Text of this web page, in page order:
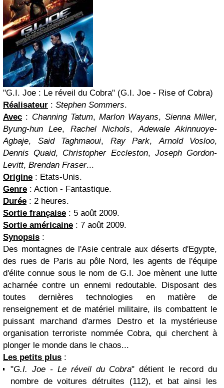
"G.I. Joe : Le réveil du Cobra" (G.I. Joe - Rise of Cobra)
Réalisateur : Stephen Sommers.
Avec : Channing Tatum,Marlon Wayans, Sienna Miller,
Byung-hun Lee, Rachel Nichols,Adewale Akinnuoye-
Agbaje, Said Taghmaoui, Ray Park,Arnold Vosloo,
Dennis Quaid, Christopher Eccleston, Joseph Gordon-
Levitt, Brendan Fraser...
Origine : Etats-Unis.
Genre : Action - Fantastique.
Durée : 2 heures.
Sortie française : 5 août 2009.
Sortie américaine : 7 août 2009.
Synopsis :
Des montagnes de l'Asie centrale aux déserts d'Egypte,
des rues de Paris au pôle Nord, les agents de l'équipe
d'élite connue sous le nom de G.I. Joe mènent une lutte
acharnée contre un ennemi redoutable. Disposant des
toutes dernières technologies en matière de
renseignement et de matériel militaire, ils combattent le
puissant marchand d'armes Destro et la mystérieuse
organisation terroriste nommée Cobra, qui cherchent à
plonger le monde dans le chaos...
Les petits plus :
"G.I. Joe - Le réveil du Cobra" détient le record du
nombre de voitures détruites (112), et bat ainsi les